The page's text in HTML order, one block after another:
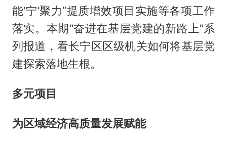
能‘宁’聚力”提质增效项目实施等各项工作
落实。本期“奋进在基层党建的新路上”系
列报道，看长宁区区级机关如何将基层党
建探索落地生根。
多元项目
为区域经济高质量发展赋能